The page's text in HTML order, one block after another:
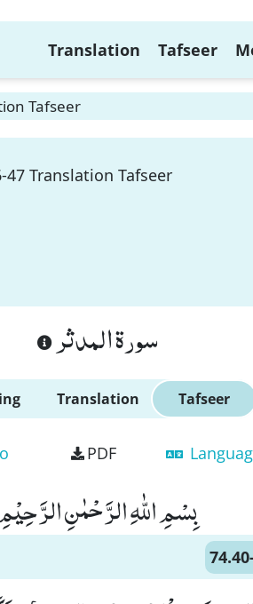
Translation Tafseer
Tafseer
47 Translation Tafseer
سورة المدثر
Translation Tafseer
PDF
بِسْمِ اللّٰهِ الرَّحْمٰنِ